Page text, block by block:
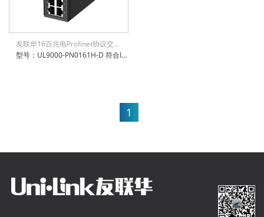
友联华16百兆电Profinet协议交换机
型号：UL9000-PN0161H-D 符合IEEE802.3、802.3u、802.3x标准； 支持16个10/100M自适应电口； 支持QoS自动优先级功能； 能够自动识别并支持9k巨型帧； 提供PROFINET PTCP滤波器； 一键拨码抑制广播风暴； 防雷防静电：6KV防浪涌保护，接触放电8KV，空气放电15KV 电源输入异常告警输出 公安部/工信部检测、电信进网许可，CE/FCC/RoHS/LVD等认证 ISO9001/ISO14001/ISO45001认证企业 IP-40防护等级，防尘防潮无忧
1